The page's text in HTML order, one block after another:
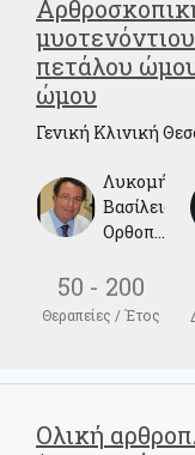
πετάλου
ώμου
Γενική Κλινική
Βασίλειος
Ορθοπεδικός
50 - 200
Θεραπείες / Έτος
Ολική